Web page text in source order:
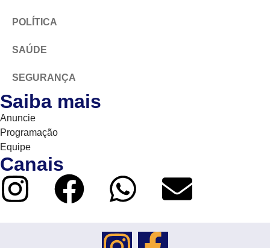
POLÍTICA
SAÚDE
SEGURANÇA
Saiba mais
Anuncie
Programação
Equipe
Canais